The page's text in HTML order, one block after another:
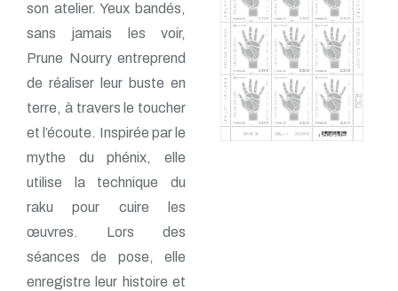
son atelier. Yeux bandés,
sans jamais les voir,
Prune Nourry entreprend
de réaliser leur buste en
terre, à travers le toucher
et l’écoute. Inspirée par le
mythe du phénix, elle
utilise la technique du
raku pour cuire les
œuvres. Lors des
séances de pose, elle
enregistre leur histoire et